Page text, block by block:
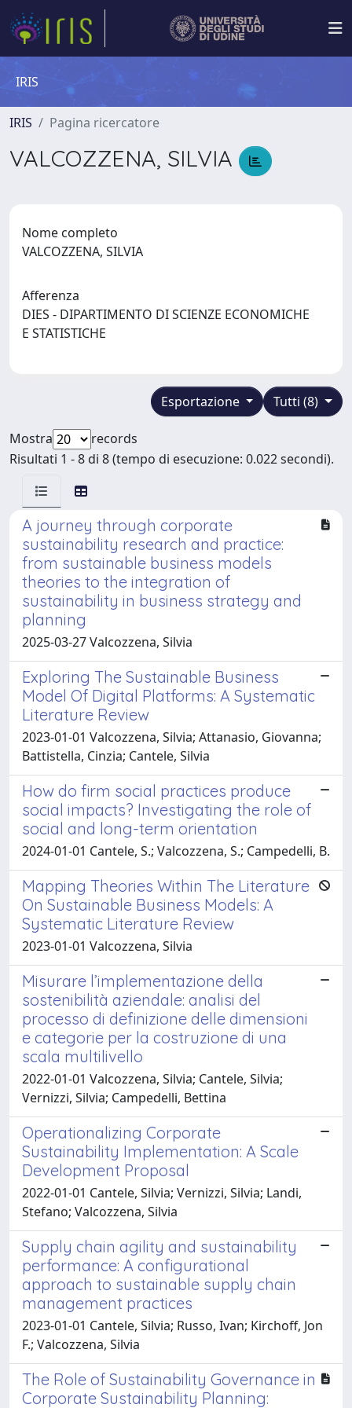
IRIS
IRIS Pagina ricercatore
VALCOZZENA, SILVIA
Nome completo
VALCOZZENA, SILVIA
Afferenza
DIES - DIPARTIMENTO DI SCIENZE ECONOMICHE
E STATISTICHE
Tutti (8)
Esportazione
Mostra
records
Risultati 1 - 8 di 8 (tempo di esecuzione: 0.022 secondi).
A journey through corporate
sustainability research and practice:
from sustainable business models
theories to the integration of
sustainability in business strategy and
planning
2025-03-27 Valcozzena, Silvia
Exploring The Sustainable Business
Model Of Digital Platforms: A Systematic
Literature Review
2023-01-01 Valcozzena, Silvia; Attanasio, Giovanna;
Battistella, Cinzia; Cantele, Silvia
How do firm social practices produce
social impacts? Investigating the role of
social and long-term orientation
2024-01-01 Cantele, S.; Valcozzena, S.; Campedelli, B.
Mapping Theories Within The Literature
On Sustainable Business Models: A
Systematic Literature Review
2023-01-01 Valcozzena, Silvia
Misurare l’implementazione della
sostenibilità aziendale: analisi del
processo di definizione delle dimensioni
e categorie per la costruzione di una
scala multilivello
2022-01-01 Valcozzena, Silvia; Cantele, Silvia;
Vernizzi, Silvia; Campedelli, Bettina
Operationalizing Corporate
Sustainability Implementation: A Scale
Development Proposal
2022-01-01 Cantele, Silvia; Vernizzi, Silvia; Landi,
Stefano; Valcozzena, Silvia
Supply chain agility and sustainability
performance: A configurational
approach to sustainable supply chain
management practices
2023-01-01 Cantele, Silvia; Russo, Ivan; Kirchoff, Jon
F.; Valcozzena, Silvia
The Role of Sustainability Governance in
Corporate Sustainability Planning: